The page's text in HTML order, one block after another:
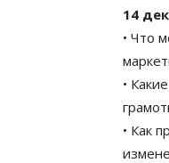
14
• Что
•
• Как